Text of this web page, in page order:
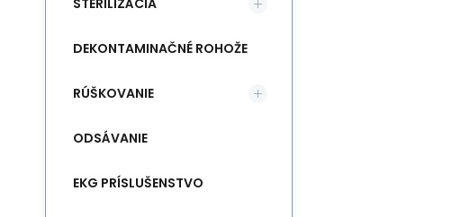
DEKONTAMINAČNÉ ROHOŽE
RÚŠKOVANIE
ODSÁVANIE
EKG PRÍSLUŠENSTVO